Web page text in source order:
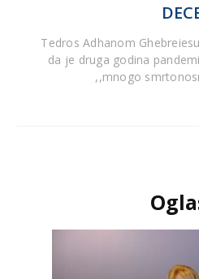
Tedros Adhanom
da je druga godina
,,mnogo